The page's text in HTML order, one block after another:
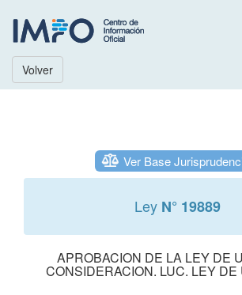
Volver
Ver Base
Ley N° 19889
APROBACION DE LA LEY DE
CONSIDERACION. LUC. LEY